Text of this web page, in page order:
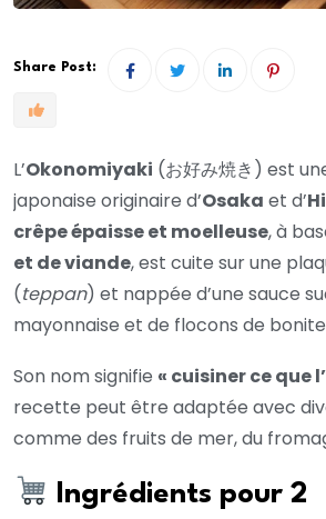
Share Post:
L’Okonomiyaki (お好み焼き) est
japonaise originaire d’Osaka et d’
crêpe épaisse et moelleuse, à
et de viande, est cuite sur une
(teppan) et nappée d’une sauce
mayonnaise et de flocons de
Son nom signifie « cuisiner ce que
recette peut être adaptée avec
comme des fruits de mer, du
Ingrédients pour 2